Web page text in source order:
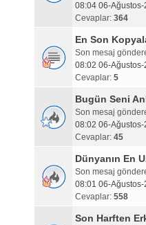
08:04 06-Ağustos-
Cevaplar: 364
En Son
Son mesaj
08:02 06-Ağustos-
Cevaplar: 5
Bugün Seni
Son mesaj
08:02 06-Ağustos-
Cevaplar: 45
Dünyanın En
Son mesaj
08:01 06-Ağustos-
Cevaplar: 558
Son Harften